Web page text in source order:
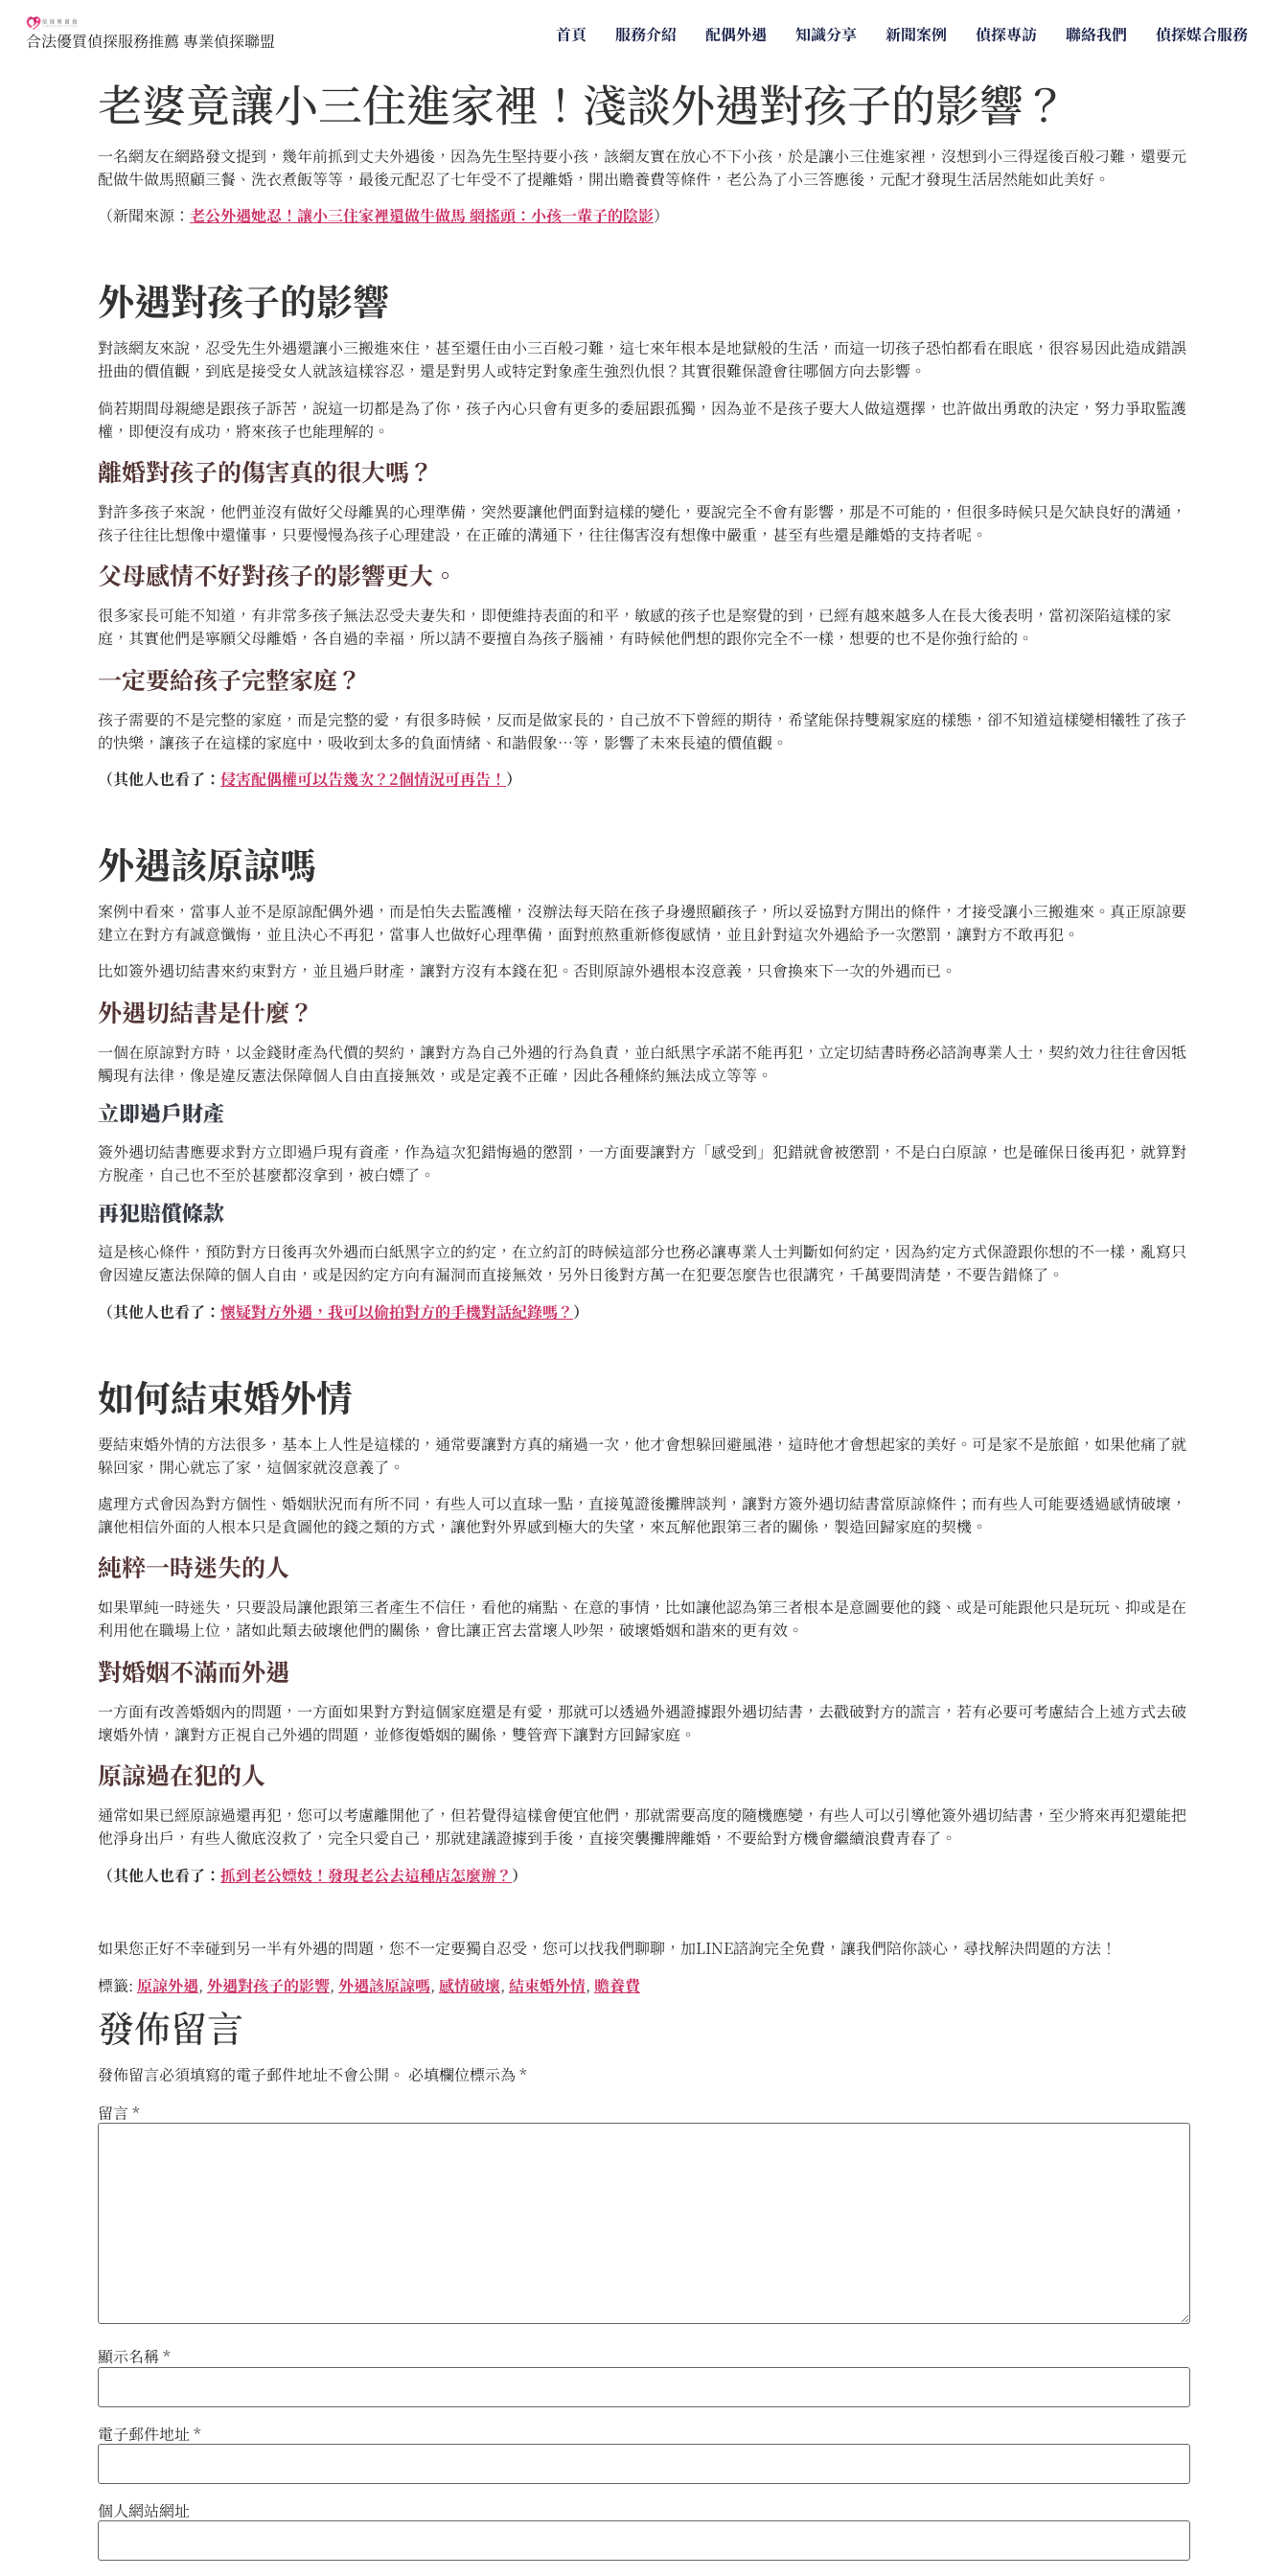
合法優質偵探服務推薦 專業偵探聯盟 首頁 服務介紹 配偶外遇 知識分享 新聞案例 偵探專訪 聯絡我們 偵探媒合服務
老婆竟讓小三住進家裡！淺談外遇對孩子的影響？
一名網友在網路發文提到，幾年前抓到丈夫外遇後，因為先生堅持要小孩，該網友實在放心不下小孩，於是讓小三住進家裡，沒想到小三得逞後百般刁難，還要元
配做牛做馬照顧三餐、洗衣煮飯等等，最後元配忍了七年受不了提離婚，開出贍養費等條件，老公為了小三答應後，元配才發現生活居然能如此美好。
（新聞來源： 老公外遇她忍！讓小三住家裡還做牛做馬 網搖頭：小孩一輩子的陰影）
外遇對孩子的影響
對該網友來說，忍受先生外遇還讓小三搬進來住，甚至還任由小三百般刁難，這七來年根本是地獄般的生活，而這一切孩子恐怕都看在眼底，很容易因此造成錯誤
扭曲的價值觀，到底是接受女人就該這樣容忍，還是對男人或特定對象產生強烈仇恨？其實很難保證會往哪個方向去影響。
倘若期間母親總是跟孩子訴苦，說這一切都是為了你，孩子內心只會有更多的委屈跟孤獨，因為並不是孩子要大人做這選擇，也許做出勇敢的決定，努力爭取監護
權，即便沒有成功，將來孩子也能理解的。
離婚對孩子的傷害真的很大嗎？
對許多孩子來說，他們並沒有做好父母離異的心理準備，突然要讓他們面對這樣的變化，要說完全不會有影響，那是不可能的，但很多時候只是欠缺良好的溝通，
孩子往往比想像中還懂事，只要慢慢為孩子心理建設，在正確的溝通下，往往傷害沒有想像中嚴重，甚至有些還是離婚的支持者呢。
父母感情不好對孩子的影響更大。
很多家長可能不知道，有非常多孩子無法忍受夫妻失和，即便維持表面的和平，敏感的孩子也是察覺的到，已經有越來越多人在長大後表明，當初深陷這樣的家
庭，其實他們是寧願父母離婚，各自過的幸福，所以請不要擅自為孩子腦補，有時候他們想的跟你完全不一樣，想要的也不是你強行給的。
一定要給孩子完整家庭？
孩子需要的不是完整的家庭，而是完整的愛，有很多時候，反而是做家長的，自己放不下曾經的期待，希望能保持雙親家庭的樣態，卻不知道這樣變相犧牲了孩子
的快樂，讓孩子在這樣的家庭中，吸收到太多的負面情緒、和諧假象…等，影響了未來長遠的價值觀。
（其他人也看了： 侵害配偶權可以告幾次？2個情況可再告！ ）
外遇該原諒嗎
案例中看來，當事人並不是原諒配偶外遇，而是怕失去監護權，沒辦法每天陪在孩子身邊照顧孩子，所以妥協對方開出的條件，才接受讓小三搬進來。真正原諒要
建立在對方有誠意懺悔，並且決心不再犯，當事人也做好心理準備，面對煎熬重新修復感情，並且針對這次外遇給予一次懲罰，讓對方不敢再犯。
比如簽外遇切結書來約束對方，並且過戶財產，讓對方沒有本錢在犯。否則原諒外遇根本沒意義，只會換來下一次的外遇而已。
外遇切結書是什麼？
一個在原諒對方時，以金錢財產為代價的契約，讓對方為自己外遇的行為負責，並白紙黑字承諾不能再犯，立定切結書時務必諮詢專業人士，契約效力往往會因牴
觸現有法律，像是違反憲法保障個人自由直接無效，或是定義不正確，因此各種條約無法成立等等。
立即過戶財產
簽外遇切結書應要求對方立即過戶現有資產，作為這次犯錯悔過的懲罰，一方面要讓對方「感受到」犯錯就會被懲罰，不是白白原諒，也是確保日後再犯，就算對
方脫產，自己也不至於甚麼都沒拿到，被白嫖了。
再犯賠償條款
這是核心條件，預防對方日後再次外遇而白紙黑字立的約定，在立約訂的時候這部分也務必讓專業人士判斷如何約定，因為約定方式保證跟你想的不一樣，亂寫只
會因違反憲法保障的個人自由，或是因約定方向有漏洞而直接無效，另外日後對方萬一在犯要怎麼告也很講究，千萬要問清楚，不要告錯條了。
（其他人也看了： 懷疑對方外遇，我可以偷拍對方的手機對話紀錄嗎？ ）
如何結束婚外情
要結束婚外情的方法很多，基本上人性是這樣的，通常要讓對方真的痛過一次，他才會想躲回避風港，這時他才會想起家的美好。可是家不是旅館，如果他痛了就
躲回家，開心就忘了家，這個家就沒意義了。
處理方式會因為對方個性、婚姻狀況而有所不同，有些人可以直球一點，直接蒐證後攤牌談判，讓對方簽外遇切結書當原諒條件；而有些人可能要透過感情破壞，
讓他相信外面的人根本只是貪圖他的錢之類的方式，讓他對外界感到極大的失望，來瓦解他跟第三者的關係，製造回歸家庭的契機。
純粹一時迷失的人
如果單純一時迷失，只要設局讓他跟第三者產生不信任，看他的痛點、在意的事情，比如讓他認為第三者根本是意圖要他的錢、或是可能跟他只是玩玩、抑或是在
利用他在職場上位，諸如此類去破壞他們的關係，會比讓正宮去當壞人吵架，破壞婚姻和諧來的更有效。
對婚姻不滿而外遇
一方面有改善婚姻內的問題，一方面如果對方對這個家庭還是有愛，那就可以透過外遇證據跟外遇切結書，去戳破對方的謊言，若有必要可考慮結合上述方式去破
壞婚外情，讓對方正視自己外遇的問題，並修復婚姻的關係，雙管齊下讓對方回歸家庭。
原諒過在犯的人
通常如果已經原諒過還再犯，您可以考慮離開他了，但若覺得這樣會便宜他們，那就需要高度的隨機應變，有些人可以引導他簽外遇切結書，至少將來再犯還能把
他淨身出戶，有些人徹底沒救了，完全只愛自己，那就建議證據到手後，直接突襲攤牌離婚，不要給對方機會繼續浪費青春了。
（其他人也看了： 抓到老公嫖妓！發現老公去這種店怎麼辦？ ）
如果您正好不幸碰到另一半有外遇的問題，您不一定要獨自忍受，您可以找我們聊聊，加LINE諮詢完全免費，讓我們陪你談心，尋找解決問題的方法！
標籤: 原諒外遇, 外遇對孩子的影響, 外遇該原諒嗎, 感情破壞, 結束婚外情, 贍養費
發佈留言
發佈留言必須填寫的電子郵件地址不會公開。 必填欄位標示為*
留言 *
顯示名稱*
電子郵件地址 *
個人網站網址